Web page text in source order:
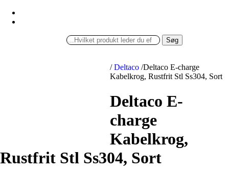
Søg
/ Deltaco /Deltaco E-charge
Kabelkrog, Rustfrit Stl Ss304, Sort
Deltaco E-
charge
Kabelkrog,
Rustfrit Stl Ss304, Sort